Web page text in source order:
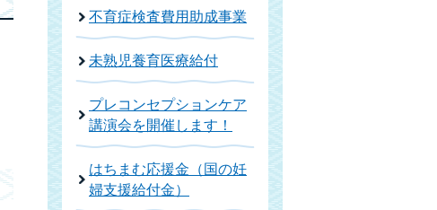
不育症検査費用助成事業
未熟児養育医療給付
プレコンセプションケア
講演会を開催します！
はちまむ応援金（国の妊
婦支援給付金）